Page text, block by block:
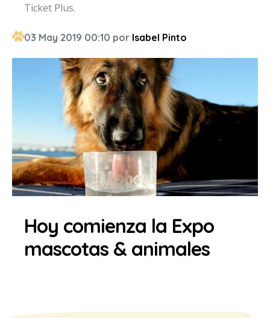
Ticket Plus.
03 May 2019 00:10 por Isabel Pinto
Hoy comienza la Expo
mascotas & animales